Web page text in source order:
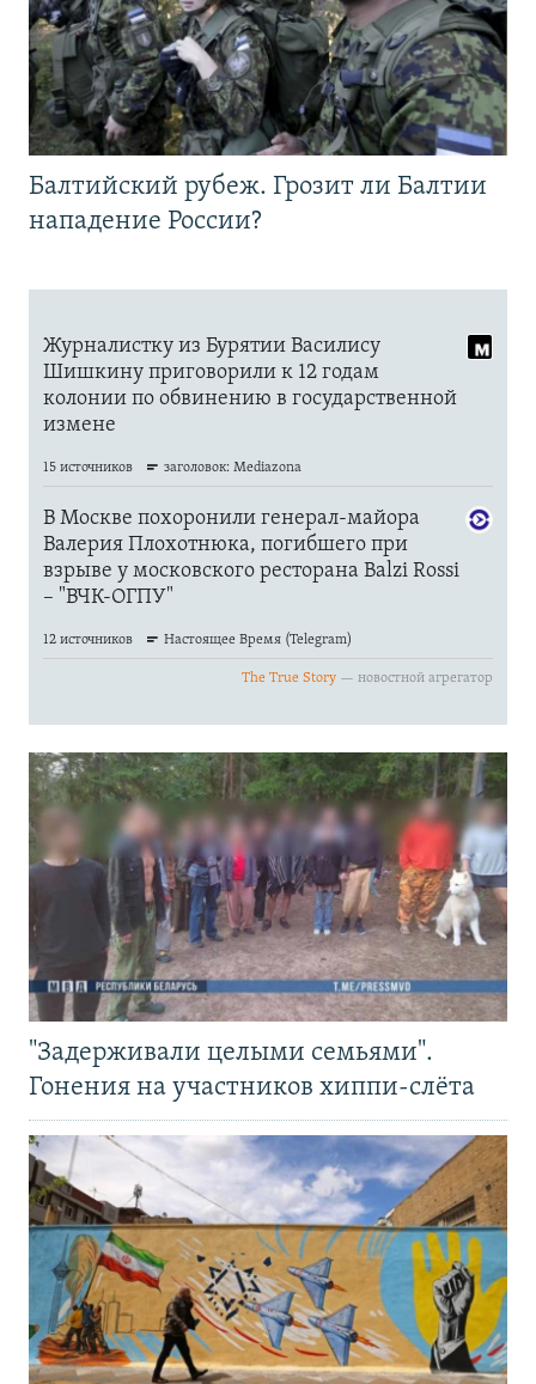
Балтийский рубеж. Грозит ли Балтии
нападение России?
"Задерживали целыми семьями".
Гонения на участников хиппи-слёта